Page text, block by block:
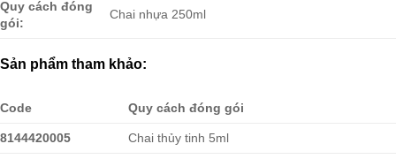
Quy cách đóng
gói:
Chai nhựa 250ml
Sản phẩm tham khảo:
Code Quy cách đóng gói
8144420005 Chai thủy tinh 5ml